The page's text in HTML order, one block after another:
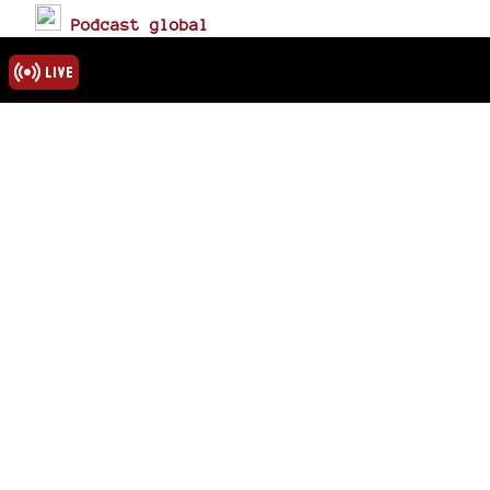
Podcast global
Podcasts des émissions
& thèmes